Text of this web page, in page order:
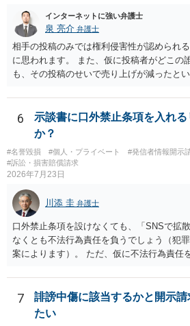
インターネットに強い弁護士
泉 亮介 弁護士
相手の投稿のみでは権利侵害性が認められ
に思われます。 また、仮に投稿者がどこの
も、その投稿のせいで売り上げが減ったと
6
示談書に口外禁止条項を入れ
か？
#名誉毀損 #個人・プライベート #発信者情報開示
#訴訟・損害賠償請求
2026年7月23日
川添 圭 弁護士
口外禁止条項を設けなくても、「SNSで拡
なくとも不法行為責任を負うでしょう（犯
案によります）。 ただ、仮に不法行為責任
（日本の裁判所が認定する慰謝料は、到底
ような金額ではありません）。そのため、
した場合の違約金（100～200万円程度）を
味と抑止力があります。 逆に、口外禁止条
7
誹謗中傷に該当するかと開示請
たい